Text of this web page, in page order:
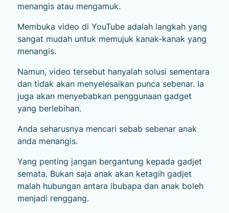
menangis atau mengamuk.
Membuka video di YouTube adalah langkah yang
sangat mudah untuk memujuk kanak-kanak yang
menangis.
Namun, video tersebut hanyalah solusi sementara
dan tidak akan menyelesaikan punca sebenar. Ia
juga akan menyebabkan penggunaan gadget
yang berlebihan.
Anda seharusnya mencari sebab sebenar anak
anda menangis.
Yang penting jangan bergantung kepada gadjet
semata. Bukan saja anak akan ketagih gadjet
malah hubungan antara ibubapa dan anak boleh
menjadi renggang.